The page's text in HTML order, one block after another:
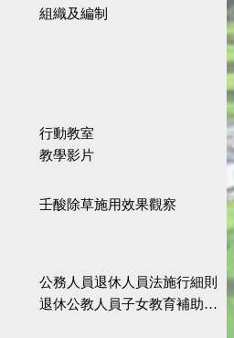
組織及編制
行動教室
教學影片
壬酸除草施用效果觀察
公務人員退休人員法施行細則
退休公教人員子女教育補助規定